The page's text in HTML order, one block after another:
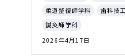
柔道整復師学科
歯科技
鍼灸師学科
2026年4月17日